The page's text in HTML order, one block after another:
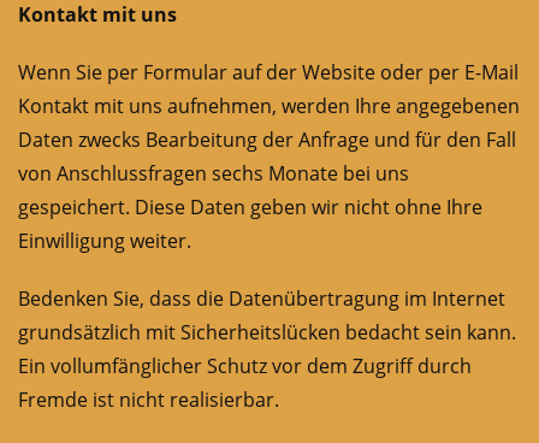
Kontakt mit uns
Wenn Sie per Formular auf der Website oder per E-Mail
Kontakt mit uns aufnehmen, werden Ihre angegebenen
Daten zwecks Bearbeitung der Anfrage und für den Fall
von Anschlussfragen sechs Monate bei uns
gespeichert. Diese Daten geben wir nicht ohne Ihre
Einwilligung weiter.
Bedenken Sie, dass die Datenübertragung im Internet
grundsätzlich mit Sicherheitslücken bedacht sein kann.
Ein vollumfänglicher Schutz vor dem Zugriff durch
Fremde ist nicht realisierbar.